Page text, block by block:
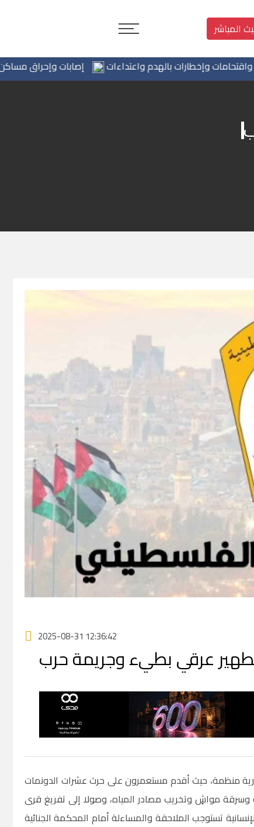
المباشر
إصابات وإحراق مساكن في وإخطارات بالهدم واعتداءات
2025-08-31 12:36:42
تطهير عرقي بطيء وجريمة حرب
منظمة، حيث أقدم مستعمرون على حرث عشرات الدونمات
وسرقة مواشٍ وتخريب مصادر المياه، وصولا إلى تفريغ قرى
تستوجب الملاحقة والمساءلة أمام المحكمة الجنائية